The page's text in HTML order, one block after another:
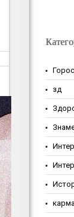
зд